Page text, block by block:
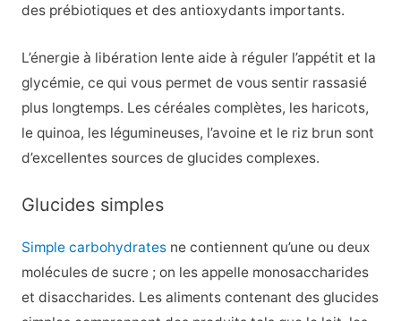
des prébiotiques et des antioxydants importants.
L’énergie à libération lente aide à réguler l’appétit et la
glycémie, ce qui vous permet de vous sentir rassasié
plus longtemps. Les céréales complètes, les haricots,
le quinoa, les légumineuses, l’avoine et le riz brun sont
d’excellentes sources de glucides complexes.
Glucides simples
Simple carbohydratesne contiennent qu’une ou deux
molécules de sucre ; on les appelle monosaccharides
et disaccharides. Les aliments contenant des glucides